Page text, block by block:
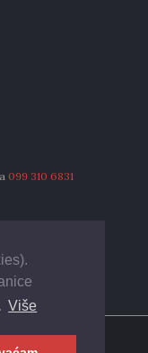
Više
099 310 6831